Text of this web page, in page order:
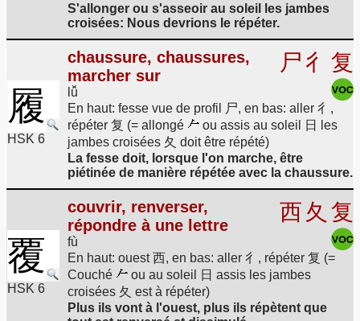
S'allonger ou s'asseoir au soleil les jambes
croisées: Nous devrions le répéter.
履
HSK 6
chaussure, chaussures,
marcher sur
lǚ
尸彳 复
En haut: fesse vue de profil 尸, en bas: aller 彳,
répéter 复 (= allongé
ou assis au soleil 日 les
jambes croisées 夂 doit être répété)
La fesse doit, lorsque l'on marche, être
piétinée de manière répétée avec la chaussure.
覆
HSK 6
couvrir, renverser,
répondre à une lettre
fù
西 夂 复
En haut: ouest 西, en bas: aller 彳, répéter 复 (=
Couché
ou au soleil 日 assis les jambes
croisées 夂 est à répéter)
Plus ils vont à l'ouest, plus ils répètent que